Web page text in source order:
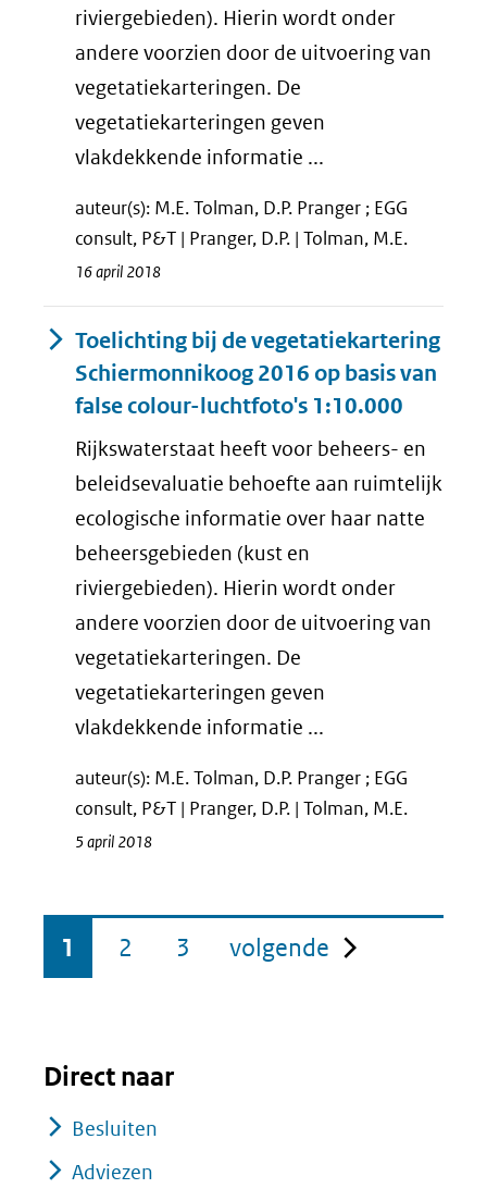
riviergebieden). Hierin wordt onder
andere voorzien door de uitvoering van
vegetatiekarteringen. De
vegetatiekarteringen geven
vlakdekkende informatie ...
auteur(s): M.E. Tolman, D.P. Pranger ; EGG
consult, P&T | Pranger, D.P. | Tolman, M.E.
16 april 2018
Toelichting bij de vegetatiekartering
Schiermonnikoog 2016 op basis van
false colour-luchtfoto's 1:10.000
Rijkswaterstaat heeft voor beheers- en
beleidsevaluatie behoefte aan ruimtelijk
ecologische informatie over haar natte
beheersgebieden (kust en
riviergebieden). Hierin wordt onder
andere voorzien door de uitvoering van
vegetatiekarteringen. De
vegetatiekarteringen geven
vlakdekkende informatie ...
auteur(s): M.E. Tolman, D.P. Pranger ; EGG
consult, P&T | Pranger, D.P. | Tolman, M.E.
5 april 2018
1 2 3 volgende pagina
Direct naar
Besluiten
Adviezen